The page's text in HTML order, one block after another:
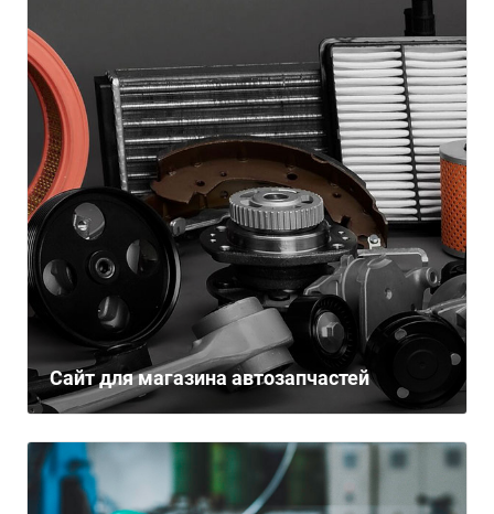
Сайт для магазина автозапчастей